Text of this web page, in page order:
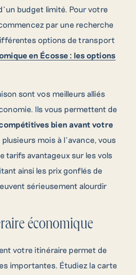
budget limité. Pour votre
par une recherche
options de transport
en Écosse : les options
sont vos meilleurs alliés
Ils vous permettent de
bien avant votre
mois à l’avance, vous
tarifs avantageux sur les vols
ainsi les prix gonflés de
sérieusement alourdir
économique
votre itinéraire permet de
importantes. Étudiez la carte